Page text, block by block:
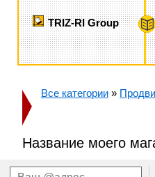
TRIZ-RI Group
Все категории »
Название моего